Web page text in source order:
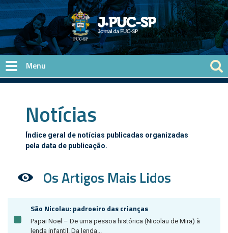
Pular para o conteúdo principal
Notícias
Índice geral de notícias publicadas organizadas
pela data de publicação.
Os Artigos Mais Lidos
São Nicolau: padroeiro das crianças
Papai Noel – De uma pessoa histórica (Nicolau de Mira) à
lenda infantil. Da lenda...